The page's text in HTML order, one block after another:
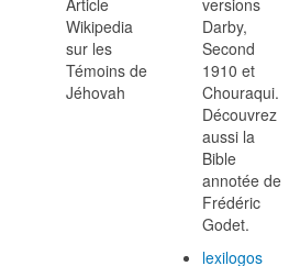
Article
Wikipedia
sur les
Témoins de
Jéhovah
versions
Darby,
Second
1910 et
Chouraqui.
Découvrez
aussi la
Bible
annotée de
Frédéric
Godet.
lexilogos